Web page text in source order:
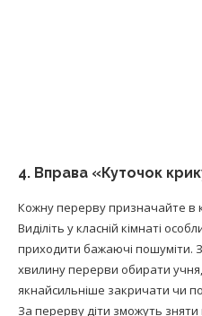
4. Вправа «Куточок
Кожну перерву призначайте в
Виділіть у класній кімнаті
приходити бажаючі пошуміти.
хвилину перерви обирати
якнайсильніше закричати чи
За перерву діти зможуть